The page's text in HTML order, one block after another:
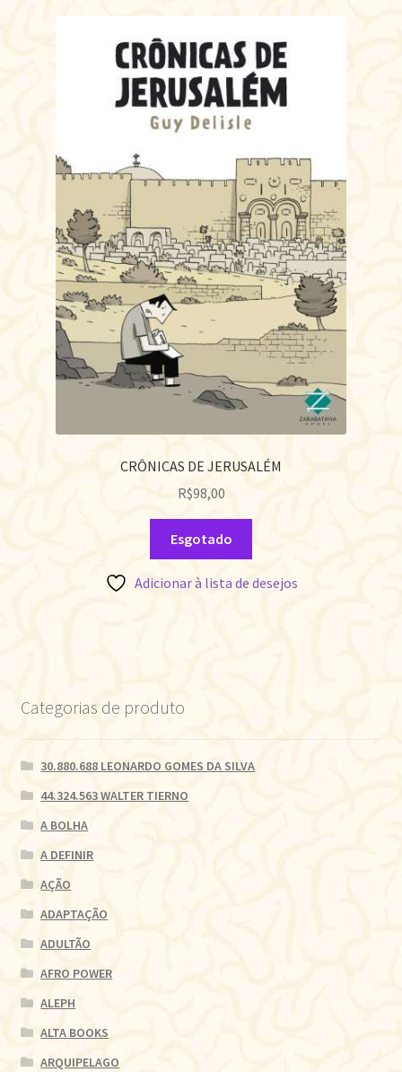
CRÔNICAS DE JERUSALÉM
R$98,00
Esgotado
Adicionar à lista de desejos
Categorias de produto
30.880.688 LEONARDO GOMES DA SILVA
44.324.563 WALTER TIERNO
A BOLHA
A DEFINIR
AÇÃO
ADAPTAÇÃO
ADULTÃO
AFRO POWER
ALEPH
ALTA BOOKS
ARQUIPELAGO